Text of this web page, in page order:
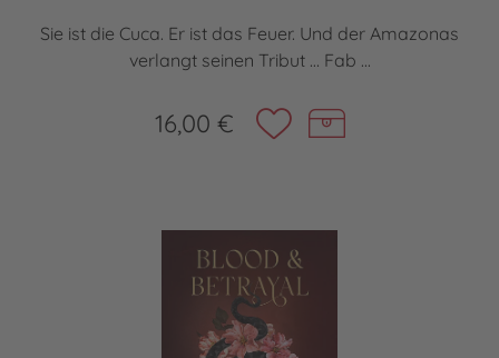
Sie ist die Cuca. Er ist das Feuer. Und der Amazonas
verlangt seinen Tribut … Fab ...
16,00 €